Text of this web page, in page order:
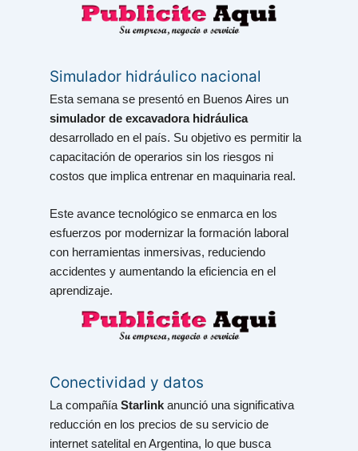
Simulador hidráulico nacional
Esta semana se presentó en Buenos Aires un
simulador de excavadora hidráulica
desarrollado en el país. Su objetivo es permitir la
capacitación de operarios sin los riesgos ni
costos que implica entrenar en maquinaria real.
Este avance tecnológico se enmarca en los
esfuerzos por modernizar la formación laboral
con herramientas inmersivas, reduciendo
accidentes y aumentando la eficiencia en el
aprendizaje.
Conectividad y datos
La compañíaStarlink anunció una significativa
reducción en los precios de su servicio de
internet satelital en Argentina, lo que busca